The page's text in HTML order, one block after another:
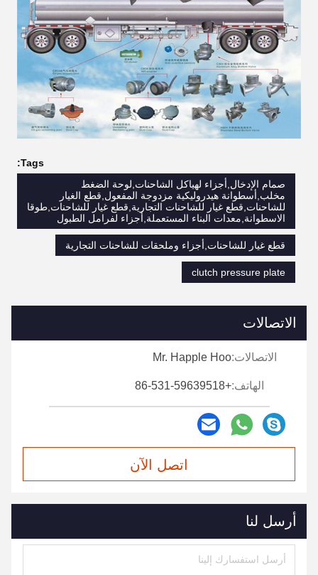
Tags:
صمام الإدخال,أجزاء لهياكل الشاحنات,لوحة الضغط
مخلب,أسطوانة هيدروليكية مزدوجة المفعول,قطع الغيار
للشاحنات,قطع غيار للشاحنات التجارية,قطع غيار للشاحنات,طوقا
الاسطوانة,معدات البناء المستعملة,أجزاء لفرامل الطبول
قطع غيار للشاحنات,أجزاء وملحقات للشاحنات التجارية
clutch pressure plate
الاتصالات
الاتصالات:Mr. Happle Hoo
الهاتف:+86-531-59639518
اتصل الآن
أرسل لنا